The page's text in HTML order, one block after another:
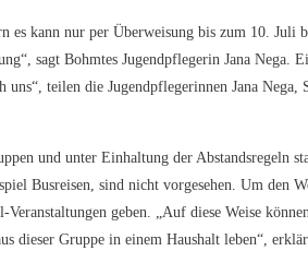
es kann nur per Überweisung bis zum 10.
sagt Bohmtes Jugendpflegerin Jana Nega.
uns“, teilen die Jugendpflegerinnen Jana
und unter Einhaltung der Abstandsregeln
Busreisen, sind nicht vorgesehen. Um den
geben. „Auf diese Weise
dieser Gruppe in einem Haushalt leben“,